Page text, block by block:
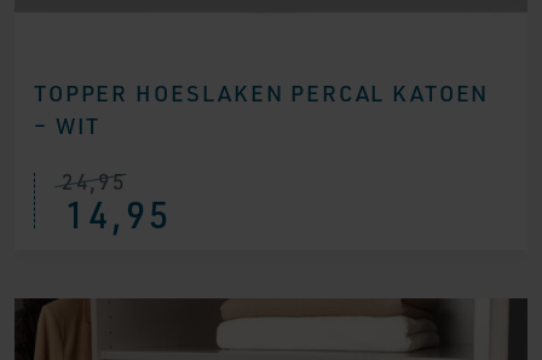
TOPPER HOESLAKEN PERCAL KATOEN
– WIT
24,95
14,95